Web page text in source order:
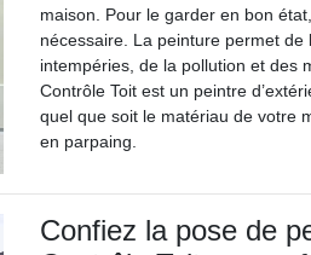
maison. Pour le garder en bon
nécessaire. La peinture permet
intempéries, de la pollution et des
Contrôle Toit est un peintre
quel que soit le matériau de votre
en parpaing.
Confiez la pose de